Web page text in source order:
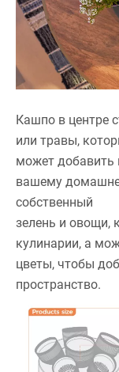
Кашпо в центре
или травы,
может добавить
вашему
собственный
зелень и овощи,
кулинарии, а
цветы, чтобы
пространство.